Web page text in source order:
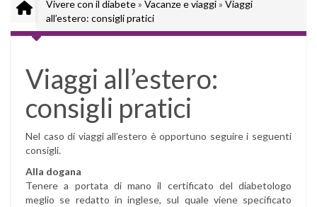
Vivere con il diabete» Vacanze e viaggi» Viaggi
all’estero: consigli pratici
Viaggi all’estero:
consigli pratici
Nel caso di viaggi all’estero è opportuno seguire i seguenti
consigli.
Alla dogana
Tenere a portata di mano il certificato del diabetologo
meglio se redatto in inglese, sul quale viene specificato